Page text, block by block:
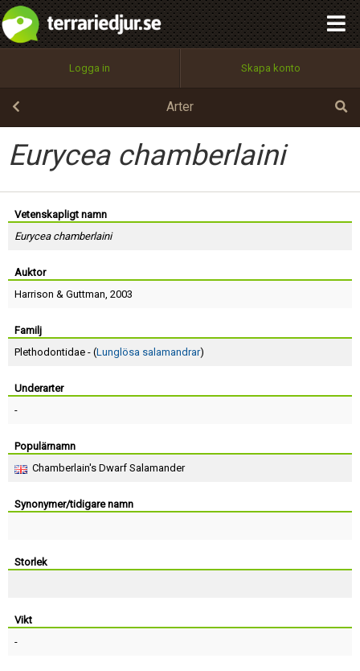
Logga in Skapa konto
Arter
Eurycea chamberlaini
Vetenskapligt namn
Eurycea chamberlaini
Auktor
Harrison & Guttman, 2003
Familj
Plethodontidae - (Lunglösa salamandrar)
Underarter
-
Populärnamn
Chamberlain's Dwarf Salamander
Synonymer/tidigare namn
Storlek
Vikt
-
Utför
100%
OK
integritetspolicy
Namn:
Epost:
Användarnamn:
Lösenord:
Terms of Service
Skapa konto
Begär nytt lösenord
Tillbaka till förstasidan